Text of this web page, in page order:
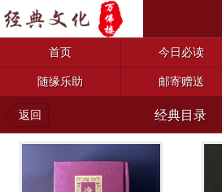
首页 今日必读
随缘乐助 邮寄赠送
返回 经典目录